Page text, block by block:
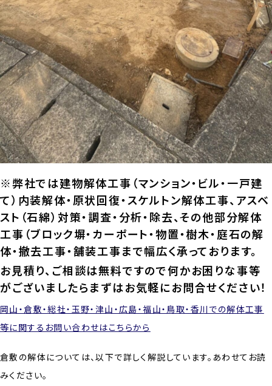
※弊社では建物解体工事（マンション・ビル・一戸建
て）内装解体・原状回復・スケルトン解体工事、アスベ
スト（石綿）対策・調査・分析・除去、その他部分解体
工事（ブロック塀・カーポート・物置・樹木・庭石の解
体・撤去工事・舗装工事まで幅広く承っております。
お見積り、ご相談は無料ですので何かお困りな事等
がございましたらまずはお気軽にお問合せください！
岡山・倉敷・総社・玉野・津山・広島・福山・鳥取・香川での解体工事
等に関するお問い合わせはこちらから
倉敷の解体については、以下で詳しく解説しています。あわせてお読
みください。